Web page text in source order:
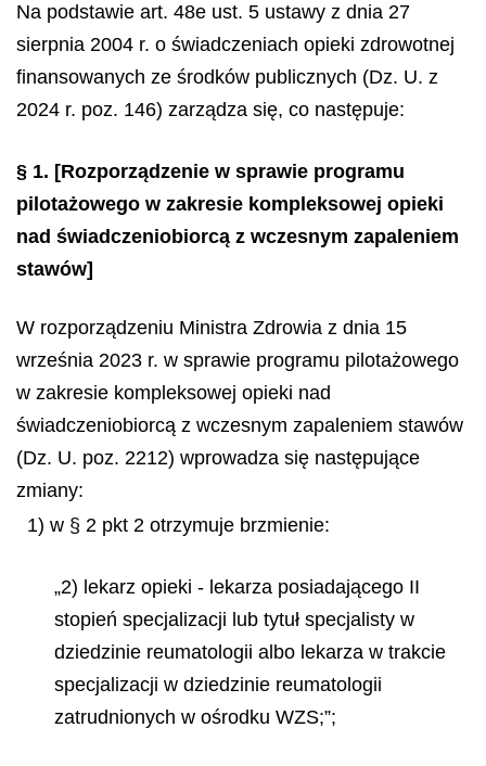
Na podstawie art. 48e ust. 5 ustawy z dnia 27
sierpnia 2004 r. o świadczeniach opieki zdrowotnej
finansowanych ze środków publicznych (Dz. U. z
2024 r. poz. 146) zarządza się, co następuje:
§ 1. [Rozporządzenie w sprawie programu
pilotażowego w zakresie kompleksowej opieki
nad świadczeniobiorcą z wczesnym zapaleniem
stawów]
W rozporządzeniu Ministra Zdrowia z dnia 15
września 2023 r. w sprawie programu pilotażowego
w zakresie kompleksowej opieki nad
świadczeniobiorcą z wczesnym zapaleniem stawów
(Dz. U. poz. 2212) wprowadza się następujące
zmiany:
1) w § 2 pkt 2 otrzymuje brzmienie:
„2) lekarz opieki - lekarza posiadającego II
stopień specjalizacji lub tytuł specjalisty w
dziedzinie reumatologii albo lekarza w trakcie
specjalizacji w dziedzinie reumatologii
zatrudnionych w ośrodku WZS;”;